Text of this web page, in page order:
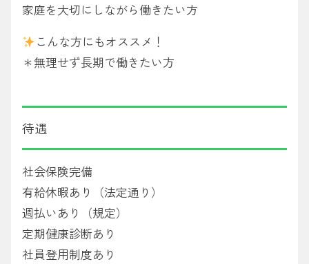
家庭を大切にしながら働きたい方
こんな方にもオススメ！
＊無理せず長期で働きたい方
待遇
社会保険完備
有給休暇あり（法定通り）
週払いあり（規定）
定期健康診断あり
社員登用制度あり